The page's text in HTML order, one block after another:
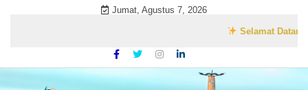
Jumat, Agustus 7, 2026
Selamat Datang di